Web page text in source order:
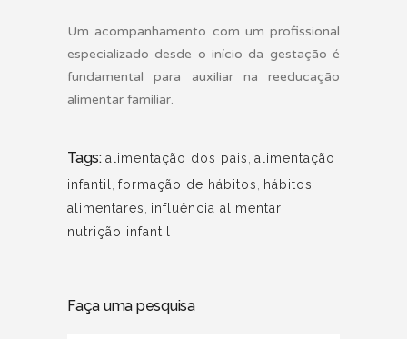
Um acompanhamento com um profissional
especializado desde o início da gestação é
fundamental para auxiliar na reeducação
alimentar familiar.
Tags: alimentação dos pais alimentação
infantil
formação de hábitos
hábitos
alimentares
influência alimentar
nutrição infantil
Faça uma pesquisa